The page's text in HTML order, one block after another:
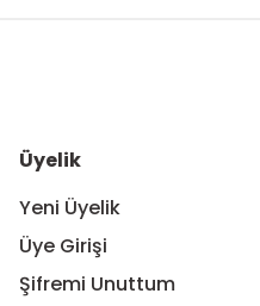
Ürün bilgilerinde hatalar
Üyelik
Yeni Üyelik
Üye Girişi
Şifremi Unuttum